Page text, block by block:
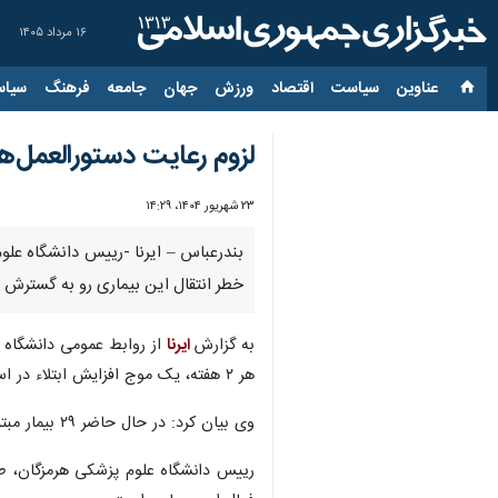
۱۶ مرداد ۱۴۰۵
عناوین‌ سیاست اقتصاد ورزش جهان جامعه فرهنگ
لزوم رعایت
۲۳ شهریور ۱۴۰۴، ۱۴:۲۹